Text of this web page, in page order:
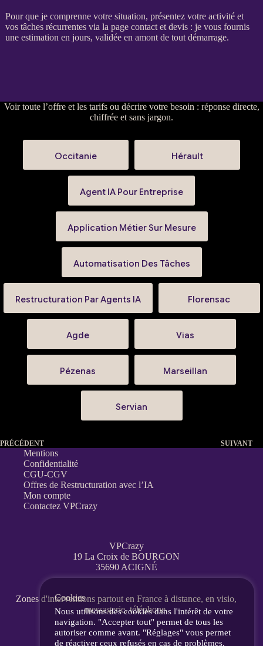
Pour que je comprenne votre situation, présentez votre activité et
vos tâches récurrentes via la page contact et devis: je vous fournis
une estimation en jours, validée en amont de tout démarrage.
Voirtoute l’offre et les tarifsou décrire votre besoin : réponse directe,
chiffrée et sans jargon.
Occitanie Hérault
Agent IA Pour Entreprise
Application Métier Sur Mesure
Automatisation Des Tâches
Restructuration Par Agents IA Florensac
Agde Vias
Pézenas Marseillan
Servian
PRÉCÉDENT SUIVANT
Mentions
Confidentialité
CGU-CGV
Offres de Restructuration avec l’IA
Mon compte
Contactez VPCrazy
VPCrazy
19 La Croix de BOURGON
35690 ACIGNÉ
Zones d'interventions partout en France à distance, en visio,
messagerie, téléphone.
Cookies
Nous utilisons des cookies dans l'intérêt de votre
navigation. "Accepter tout" permet de tous les
autoriser comme avant. "Réglages" vous permet
de réactiver ceux refusés en cas de problèmes.